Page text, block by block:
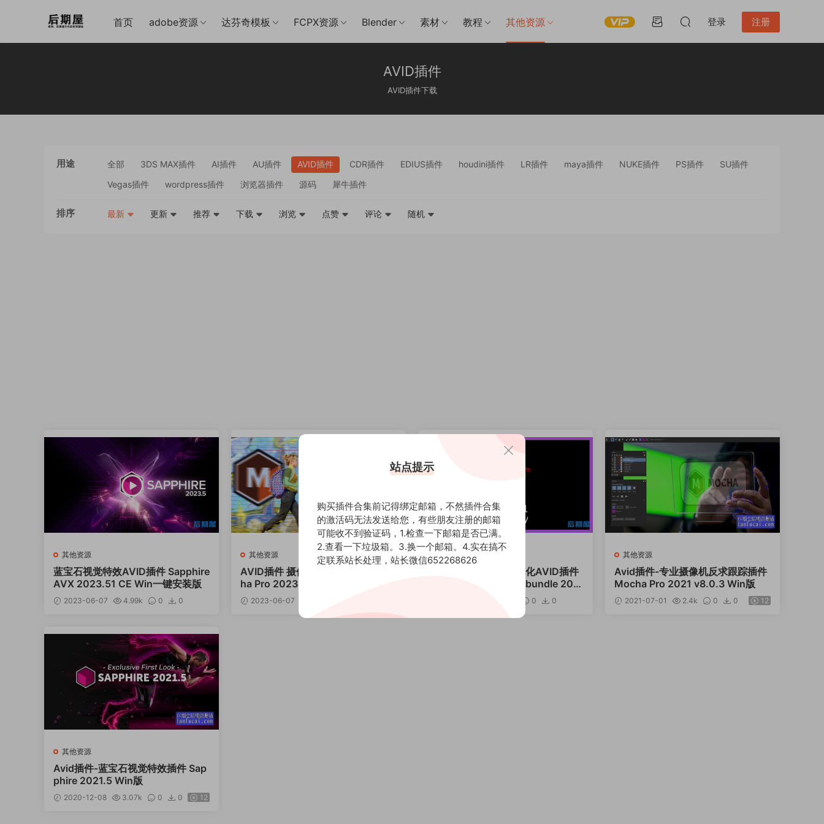
首页 adobe资源 达芬奇模板 FCPX资源 Blender 素材 教程 其他资源 登录 注册
AVID插件
AVID插件下载
用途 全部 3DS MAX插件 AI插件 AU插件 AVID插件 CDR插件 EDIUS插件 houdini插件 LR插件 maya插件 NUKE插件 PS插件
SU插件
Vegas插件
wordpress插件 浏览器插件 源码 犀牛插件
排序 最新 更新 推荐 下载 浏览 点赞 评论 随机
其他资源
蓝宝石视觉特效AVID插件 Sapphire
AVX 2023.51 CE Win一键安装版
2023-06-07 4.99k 0
0
其他资源
AVID插件 摄像机反求跟踪摩卡Moc
ha Pro 2023 AVX v10.0.1 CE Win
2023-06-07
其他资源
视频去闪烁磨皮美颜锐化AVID插件
Digital Anarchy AVX bundle 202
0
0
其他资源
Avid插件-专业摄像机反求跟踪插件
Mocha Pro 2021 v8.0.3 Win版
2021-07-01 2.4k 0 0 12
其他资源
Avid插件-蓝宝石视觉特效插件 Sap
phire 2021.5 Win版
2020-12-08 3.07k 0 0 12
站点提示
购买插件合集前记得绑定邮箱，不然插件合集
的激活码无法发送给您，有些朋友注册的邮箱
可能收不到验证码，1.检查一下邮箱是否已满。
2.查看一下垃圾箱。3.换一个邮箱。4.实在搞不
定联系站长处理，站长微信652268626